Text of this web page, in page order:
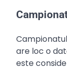
are loc o
este